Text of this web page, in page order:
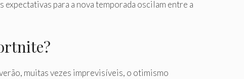
para a nova temporada oscilam entre a
muitas vezes imprevisíveis, o otimismo